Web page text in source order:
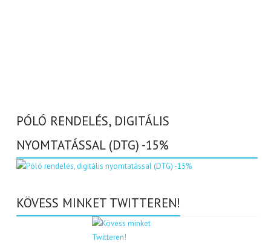
PÓLÓ RENDELÉS, DIGITÁLIS
NYOMTATÁSSAL (DTG) -15%
KÖVESS MINKET TWITTEREN!